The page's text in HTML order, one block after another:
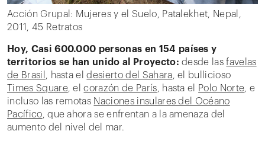
Acción Grupal: Mujeres y el Suelo, Patalekhet, Nepal,
2011, 45 Retratos
Hoy, Casi 600.000 personas en 154 países y
territorios se han unido al Proyecto: desde lasfavelas
de Brasil , hasta eldesierto del Sahara, el bullicioso
Times Square, elcorazón de París, hasta el Polo Norte, e
incluso las remotas Naciones insulares del Océano
Pacífico, que ahora se enfrentan a la amenaza del
aumento del nivel del mar.